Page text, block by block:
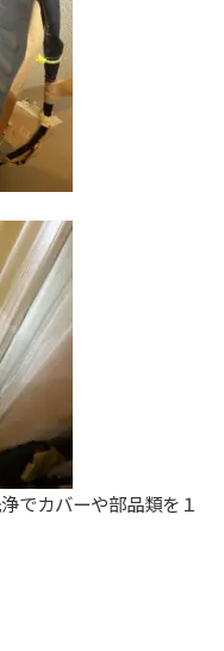
でカバーや部品類を１